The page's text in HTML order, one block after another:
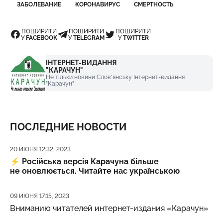
ЗАБОЛЕВАНИЕ КОРОНАВИРУС СМЕРТНОСТЬ
ПОШИРИТИ
УFACEBOOK
ПОШИРИТИ
УTELEGRAM
ПОШИРИТИ
УTWITTER
ІНТЕРНЕТ-ВИДАННЯ
"КАРАЧУН"
Не тільки новини Слов'янську Інтернет-видання
"Карачун"
ПОСЛЕДНИЕ НОВОСТИ
Дата публикации
20 ИЮНЯ 12:32, 2023
⚡️ Російська версія Карачуна більше
не оновлюється. Читайте нас українською
Дата публикации
09 ИЮНЯ 17:15, 2023
Вниманию читателей интернет-издания «Карачун»